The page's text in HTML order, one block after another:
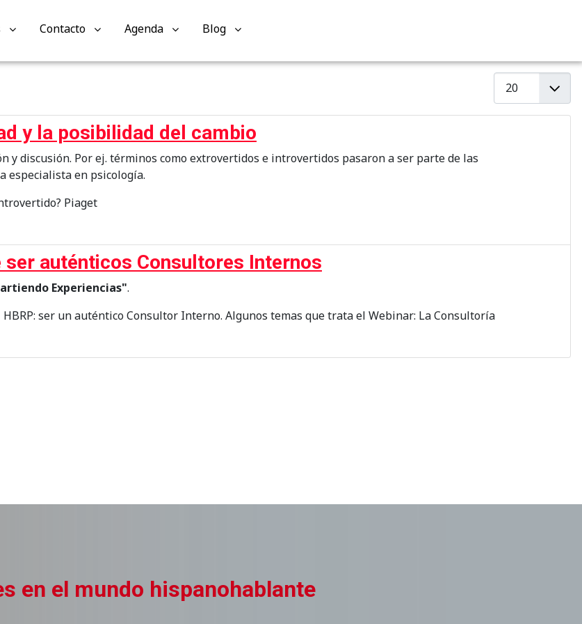
Contacto Agenda Blog
Cantidad a
y la posibilidad del cambio
y discusión. Por ej. términos como extrovertidos e introvertidos pasaron a ser parte de las
especialista en psicología.
Piaget
ser auténticos Consultores Internos
Experiencias".
ser un auténtico Consultor Interno. Algunos temas que trata el Webinar: La Consultoría
en el mundo hispanohablante